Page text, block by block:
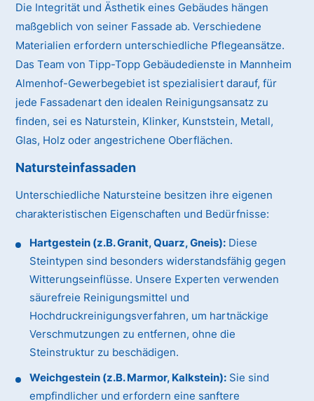
Die Integrität und Ästhetik eines Gebäudes hängen
maßgeblich von seiner Fassade ab. Verschiedene
Materialien erfordern unterschiedliche Pflegeansätze.
Das Team von Tipp-Topp Gebäudedienste in Mannheim
Almenhof-Gewerbegebiet ist spezialisiert darauf, für
jede Fassadenart den idealen Reinigungsansatz zu
finden, sei es Naturstein, Klinker, Kunststein, Metall,
Glas, Holz oder angestrichene Oberflächen.
Natursteinfassaden
Unterschiedliche Natursteine besitzen ihre eigenen
charakteristischen Eigenschaften und Bedürfnisse:
Hartgestein (z.B. Granit, Quarz, Gneis): Diese
Steintypen sind besonders widerstandsfähig gegen
Witterungseinflüsse. Unsere Experten verwenden
säurefreie Reinigungsmittel und
Hochdruckreinigungsverfahren, um hartnäckige
Verschmutzungen zu entfernen, ohne die
Steinstruktur zu beschädigen.
Weichgestein (z.B. Marmor, Kalkstein): Sie sind
empfindlicher und erfordern eine sanftere